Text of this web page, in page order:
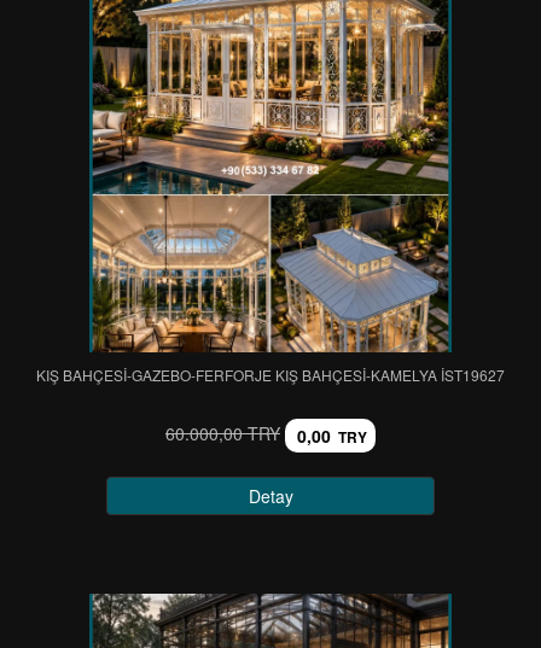
KIŞ BAHÇESİ-GAZEBO-FERFORJE KIŞ BAHÇESİ-KAMELYA IST19627
60.000,00 TRY 0,00 TRY
Detay